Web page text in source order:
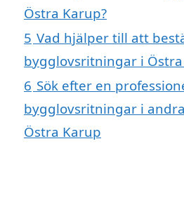
Östra Karup?
5 Vad hjälper till att
bygglovsritningar i Östra
6 Sök efter en
bygglovsritningar i
Östra Karup